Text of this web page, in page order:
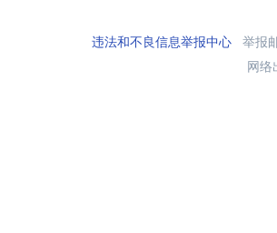
违法和不良信息举报中心举报
网